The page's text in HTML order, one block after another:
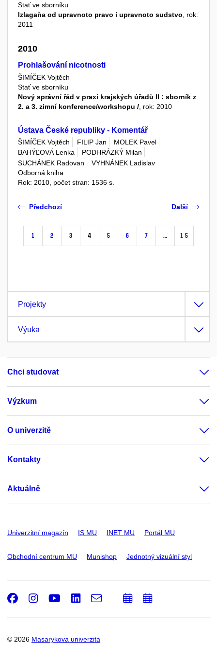
Stať ve sborníku
Izlagaňa od upravnoto pravo i upravnoto sudstvo , rok:
2011
2010
Prohlašování nicotnosti
ŠIMÍČEK Vojtěch
Stať ve sborníku
Nový správní řád v praxi krajských úřadů II : sborník z
2. a 3. zimní konference/workshopu / , rok: 2010
Ústava České republiky - Komentář
ŠIMÍČEK Vojtěch FILIP Jan
MOLEK Pavel
BAHÝĽOVÁ Lenka
PODHRÁZKÝ Milan
SUCHÁNEK Radovan
VYHNÁNEK Ladislav
Odborná kniha
Rok: 2010, počet stran: 1536 s.
Předchozí
1 2 3 4 5 6 7 … 15
Další
Projekty
Výuka
Chci studovat
Výzkum
O univerzitě
Kontakty
Aktuálně
Univerzitní magazín IS MU INET MU Portál MU
Obchodní centrum MU Munishop Jednotný vizuální styl
© 2026 Masarykova univerzita
Facebook
Instagram
Youtube
LinkedIn
e-
PřidatPřidat